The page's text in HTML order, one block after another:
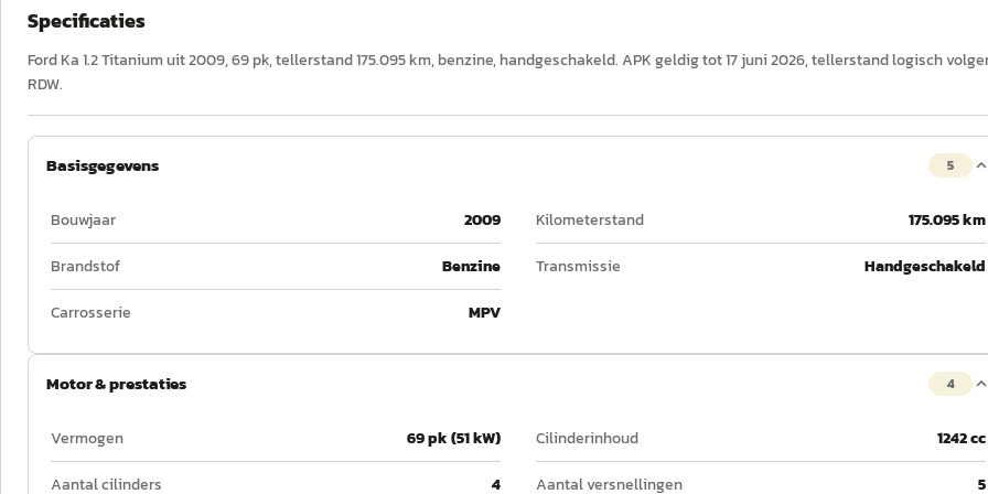
Specificaties
Ford Ka 1.2 Titanium uit 2009, 69 pk, tellerstand 175.095 km, benzine, handgeschakeld. APK geldig tot 17 juni 2026, tellerstand logisch
RDW.
Basisgegevens 5
Bouwjaar 2009 Kilometerstand
175.095 km
Brandstof
Benzine Transmissie
Handgeschakeld
Carrosserie
MPV
Motor & prestaties 4
Vermogen 69 pk (51 kW) Cilinderinhoud
1242 cc
Aantal cilinders
4 Aantal versnellingen 5